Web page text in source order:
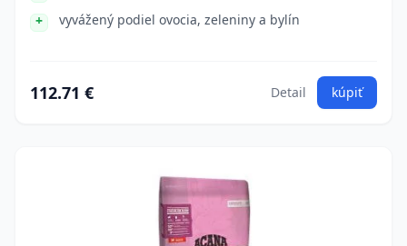
vyvážený podiel ovocia, zeleniny a bylín
112.71 € Detail kúpiť